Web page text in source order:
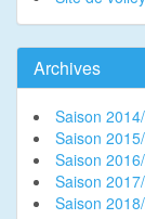
Archives
Saison
Saison
Saison
Saison
Saison